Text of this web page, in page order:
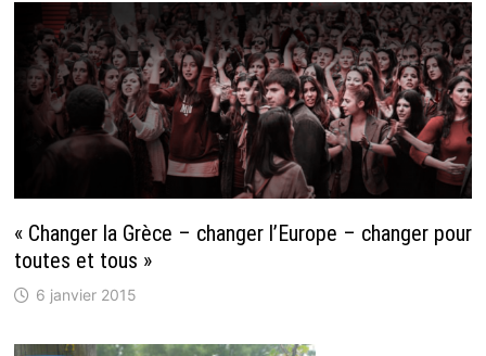
« Changer la Grèce – changer l’Europe – changer pour
toutes et tous »
6 janvier 2015